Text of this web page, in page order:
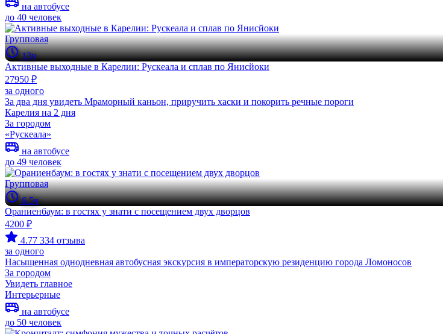
на автобусе
до 40 человек
Групповая
13ч
Активные выходные в Карелии: Рускеала и сплав по Янисйоки
27950 ₽
за одного
За два дня увидеть Мраморный каньон, приручить хаски и покорить речные пороги
Карелия на 2 дня
За городом
«Рускеала»
на автобусе
до 49 человек
Групповая
6.5ч
Ораниенбаум: в гостях у знати с посещением двух дворцов
4200 ₽
4.77 334 отзыва
за одного
Насыщенная однодневная автобусная экскурсия в императорскую резиденцию города Ломоносов
За городом
Увидеть главное
Интерьерные
на автобусе
до 50 человек